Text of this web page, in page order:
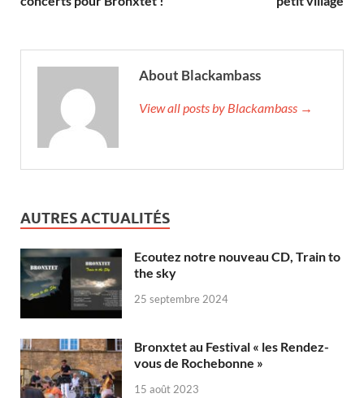
About Blackambass
View all posts by Blackambass →
AUTRES ACTUALITÉS
Ecoutez notre nouveau CD, Train to
the sky
25 septembre 2024
Bronxtet au Festival « les Rendez-
vous de Rochebonne »
15 août 2023